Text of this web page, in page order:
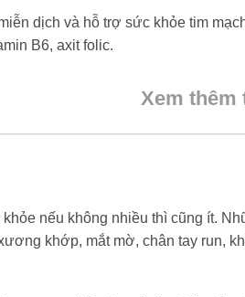
dịch và hỗ trợ sức khỏe tim
B6, axit folic.
Xem thêm
nếu không nhiều thì cũng ít.
khớp, mắt mờ, chân tay run,